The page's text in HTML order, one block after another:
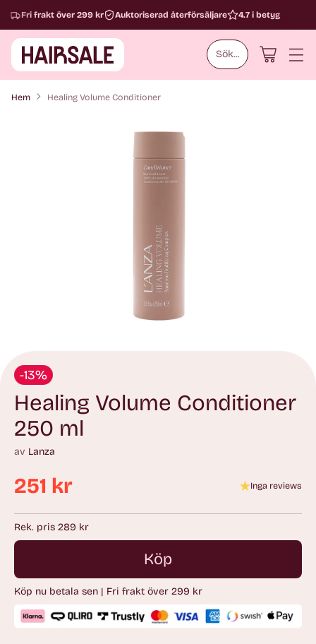
Sök...
Fri frakt över 299 kr Auktoriserad återförsäljare 4.7 i betyg
Hem Healing Volume Conditioner
-13%
Healing Volume Conditioner
250 ml
av Lanza
Ordinarie
pris
251 kr Inga reviews
Rek. pris 289 kr
Köp
Köp nu betala sen | Fri frakt över 299 kr